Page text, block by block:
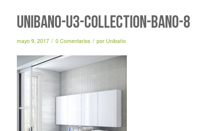
unibano-u3-collection-baño-8
mayo 9, 2017 / 0 Comentarios / por Unibaño